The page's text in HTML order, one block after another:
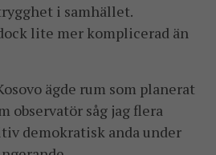
i samhället.
lite mer komplicerad än
ägde rum som planerat
observatör såg jag flera
demokratisk anda under